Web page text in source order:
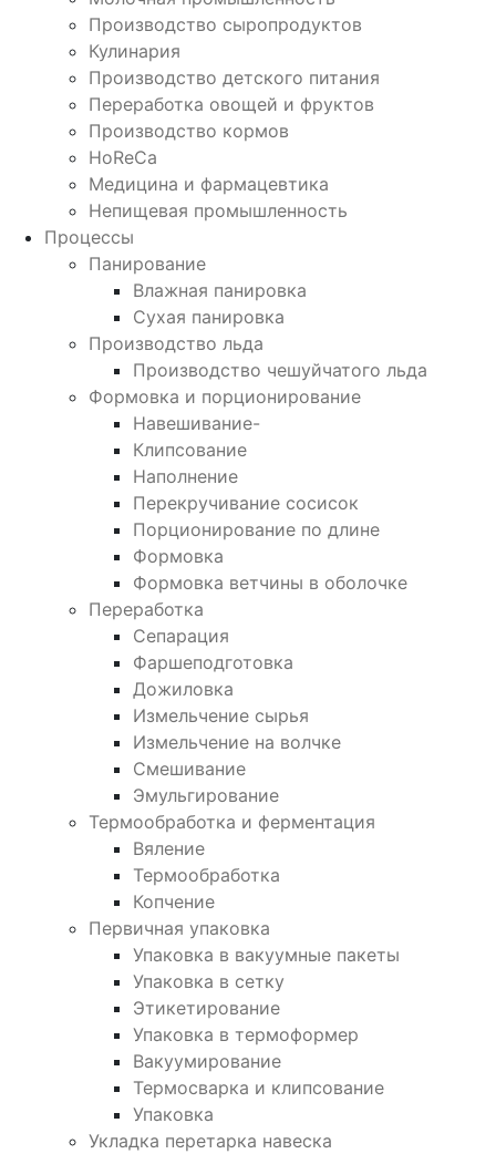
Производство сыропродуктов
Кулинария
Производство детского питания
Переработка овощей и фруктов
Производство кормов
HoReCa
Медицина и фармацевтика
Непищевая промышленность
Процессы
Панирование
Влажная панировка
Сухая панировка
Производство льда
Производство чешуйчатого льда
Формовка и порционирование
Навешивание-
Клипсование
Наполнение
Перекручивание сосисок
Порционирование по длине
Формовка
Формовка ветчины в оболочке
Переработка
Сепарация
Фаршеподготовка
Дожиловка
Измельчение сырья
Измельчение на волчке
Смешивание
Эмульгирование
Термообработка и ферментация
Вяление
Термообработка
Копчение
Первичная упаковка
Упаковка в вакуумные пакеты
Упаковка в сетку
Этикетирование
Упаковка в термоформер
Вакуумирование
Термосварка и клипсование
Упаковка
Укладка перетарка навеска